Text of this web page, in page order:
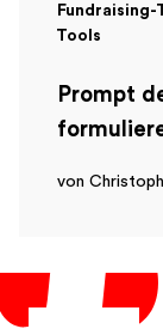
Fundraising-
Tools
Prompt
von